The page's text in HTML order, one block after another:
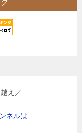
え／
ネルは